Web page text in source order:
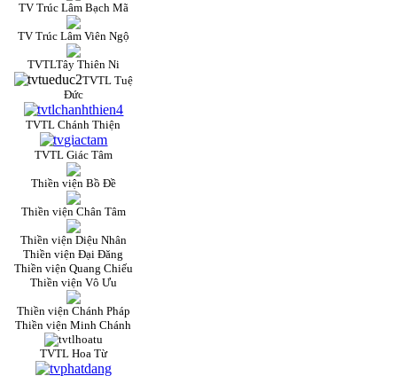
TV Trúc Lâm Bạch Mã
TV Trúc Lâm Viên Ngộ
TVTLTây Thiên Ni
TVTL Tuệ
Đức
TVTL Chánh Thiện
TVTL Giác Tâm
Thiền viện Bồ Đề
Thiền viện Chân Tâm
Thiền viện Diệu Nhân
Thiền viện Đại Đăng
Thiền viện Quang Chiếu
Thiền viện Vô Ưu
Thiền viện Chánh Pháp
Thiền viện Minh Chánh
TVTL Hoa Từ